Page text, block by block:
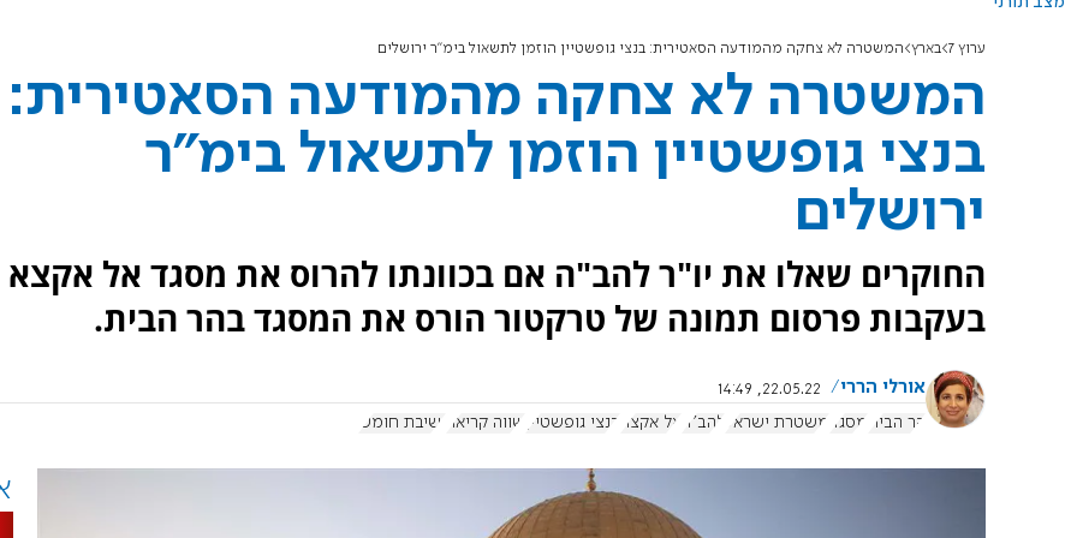
ערוץ 7 בארץ המשטרה לא צחקה מהמודעה הסאטירית: בנצי גופשטיין הוזמן לתשאול בימ"ר ירושלים
המשטרה לא צחקה מהמודעה הסאטירית:
בנצי גופשטיין הוזמן לתשאול בימ"ר
ירושלים
החוקרים שאלו את יו"ר להב"ה אם בכוונתו להרוס את מסגד אל אקצא
בעקבות פרסום תמונה של טרקטור הורס את המסגד בהר הבית.
אורלי הררי
22.05.22, 14:49
הר הבית
מסגד משטרת ישראל להב"ה אל אקצה בנצי גופשטיין שווה קריאה ישיבת חומש